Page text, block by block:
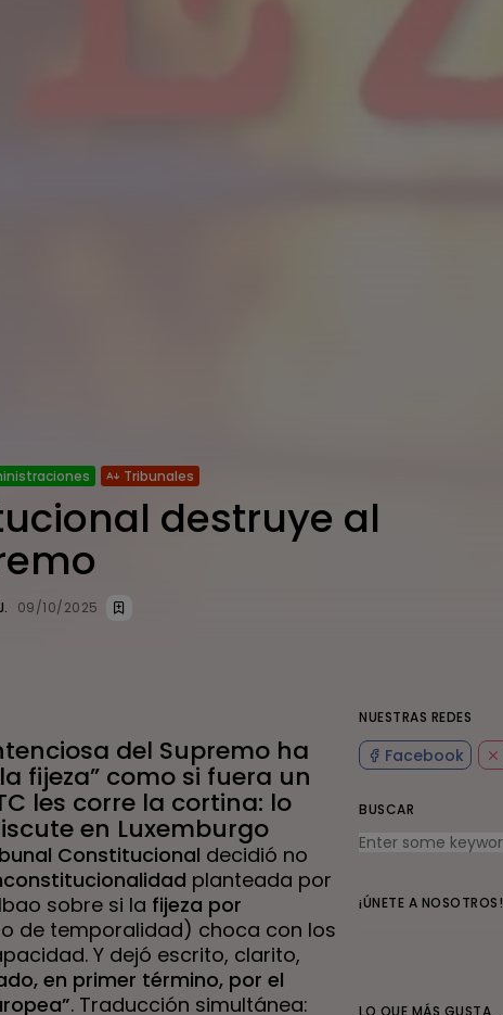
Tribunales
destruye al
09/10/2025
NUESTRAS REDES
Facebook
BUSCAR
¡ÚNETE A NOSOTROS!
LO QUE MÁS GUSTA...
del Supremo ha
fijeza” como si fuera un
les corre la cortina: lo
en Luxemburgo
Constitucional decidió no
planteada por
sobre si la fijeza por
de temporalidad) choca con los
Y dejó escrito, clarito,
en primer término, por el
. Traducción simultánea: